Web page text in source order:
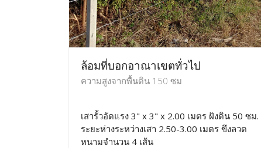
ล้อมที่บอกอาณาเขตทั่วไป
ความสูงจากพื้นดิน 150 ซม
เสารั้วอัดแรง 3" x 3" x 2.00 เมตร ฝังดิน 50 ซม.
ระยะห่างระหว่างเสา 2.50-3.00 เมตร ขึงลวด
หนามจำนวน 4 เส้น